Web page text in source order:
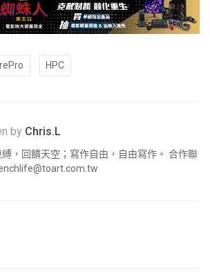
HPC
by Chris.L
，回饋天空；寫作自由，自由寫作。 合作聯